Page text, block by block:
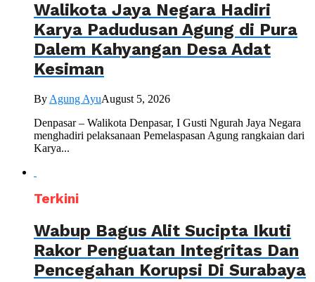
Walikota Jaya Negara Hadiri
Karya Padudusan Agung di Pura
Dalem Kahyangan Desa Adat
Kesiman
By Agung AyuAugust 5, 2026
Denpasar – Walikota Denpasar, I Gusti Ngurah Jaya Negara
menghadiri pelaksanaan Pemelaspasan Agung rangkaian dari
Karya...
Terkini
Wabup Bagus Alit Sucipta Ikuti
Rakor Penguatan Integritas Dan
Pencegahan Korupsi Di Surabaya